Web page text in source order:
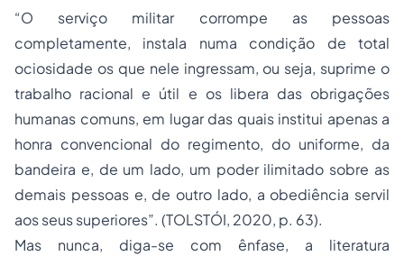
“O serviço militar corrompe as pessoas
completamente, instala numa condição de total
ociosidade os que nele ingressam, ou seja, suprime o
trabalho racional e útil e os libera das obrigações
humanas comuns, em lugar das quais institui apenas a
honra convencional do regimento, do uniforme, da
bandeira e, de um lado, um poder ilimitado sobre as
demais pessoas e, de outro lado, a obediência servil
aos seus superiores”. (TOLSTÓI, 2020, p. 63).
Mas nunca, diga-se com ênfase, a literatura